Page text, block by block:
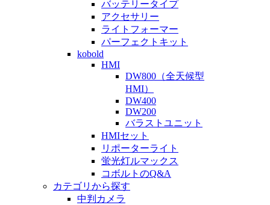
バッテリータイプ
アクセサリー
ライトフォーマー
パーフェクトキット
kobold
HMI
DW800（全天候型
HMI）
DW400
DW200
バラストユニット
HMIセット
リポーターライト
蛍光灯ルマックス
コボルトのQ&A
カテゴリから探す
中判カメラ